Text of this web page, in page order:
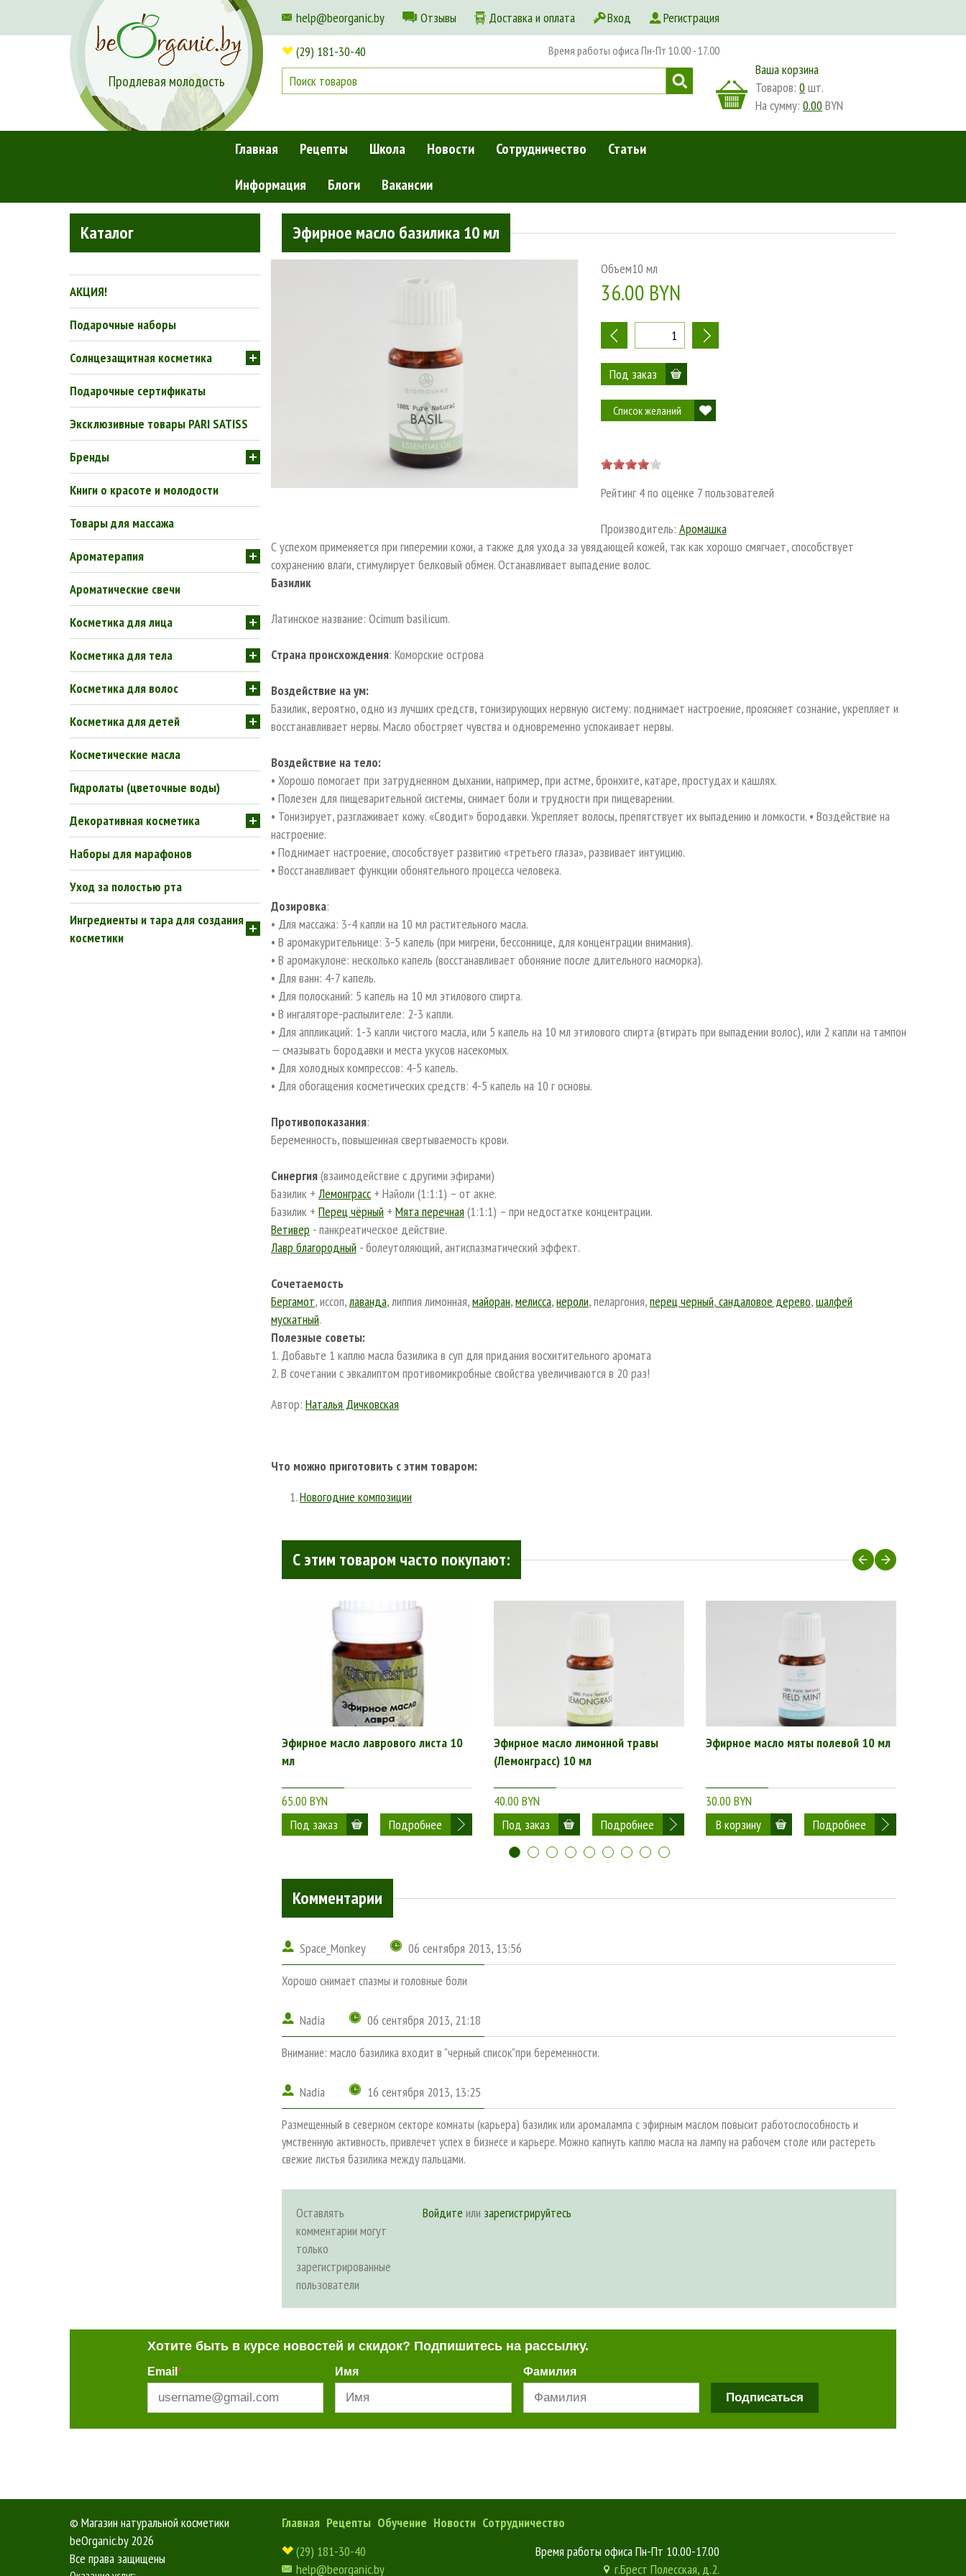
help@beorganic.by Отзывы Доставка и оплата Вход Регистрация
Продлевая молодость
(29) 181-30-40 Время работы офиса Пн-Пт 10.00 - 17.00
Ваша корзина
Товаров:0 шт.
На сумму:0.00 BYN
Главная Рецепты Школа Новости Сотрудничество
Статьи
Информация
Блоги Вакансии
Эфирное масло базилика 10 мл
Каталог
АКЦИЯ!
Подарочные наборы
Солнцезащитная косметика
Подарочные сертификаты
Эксклюзивные товары PARI SATISS
Бренды
Книги о красоте и молодости
Товары для массажа
Ароматерапия
Ароматические свечи
Косметика для лица
Косметика для тела
Косметика для волос
Косметика для детей
Косметические масла
Гидролаты (цветочные воды)
Декоративная косметика
Наборы для марафонов
Уход за полостью рта
Ингредиенты и тара для создания
косметики
Эфирное масло базилика 10 мл
Объем10 мл
36.00 BYN
- +
Список желаний
Рейтинг 4по оценке 7пользователей
Производитель: Аромашка
С успехом применяется при гиперемии кожи, а также для ухода за увядающей кожей, так как хорошо смягчает, способствует
сохранению влаги, стимулирует белковый обмен. Останавливает выпадение волос.
Базилик
Латинское название: Ocimum basilicum.
Страна происхождения: Коморские острова
Воздействие на ум:
Базилик, вероятно, одно из лучших средств, тонизирующих нервную систему: поднимает настроение, проясняет сознание, укрепляет и
восстанавливает нервы. Масло обостряет чувства и одновременно успокаивает нервы.
Воздействие на тело:
• Хорошо помогает при затрудненном дыхании, например, при астме, бронхите, катаре, простудах и кашлях.
• Полезен для пищеварительной системы, снимает боли и трудности при пищеварении.
• Тонизирует, разглаживает кожу. «Сводит» бородавки. Укрепляет волосы, препятствует их выпадению и ломкости. • Воздействие на
настроение.
• Поднимает настроение, способствует развитию «третьего глаза», развивает интуицию.
• Восстанавливает функции обонятельного процесса человека.
Дозировка:
• Для массажа: 3-4 капли на 10 мл растительного масла.
• В аромакурительнице: 3-5 капель (при мигрени, бессоннице, для концентрации внимания).
• В аромакулоне: несколько капель (восстанавливает обоняние после длительного насморка).
• Для ванн: 4-7 капель.
• Для полосканий: 5 капель на 10 мл этилового спирта.
• В ингаляторе-распылителе: 2-3 капли.
• Для аппликаций: 1-3 капли чистого масла, или 5 капель на 10 мл этилового спирта (втирать при выпадении волос), или 2 капли на тампон
— смазывать бородавки и места укусов насекомых.
• Для холодных компрессов: 4-5 капель.
• Для обогащения косметических средств: 4-5 капель на 10 г основы.
Противопоказания:
Беременность, повышенная свертываемость крови.
Синергия(взаимодействие с другими эфирами)
Базилик + Лемонграсс + Найоли (1:1:1) – от акне.
Базилик + Перец чёрный + Мята перечная (1:1:1) – при недостатке концентрации.
Ветивер - панкреатическое действие.
Лавр благородный - болеутоляющий, антиспазматический эффект.
Сочетаемость
Бергамот, иссоп,лаванда, липпия лимонная,майоран,мелисса,нероли, пеларгония,перец черный,сандаловое дерево,шалфей
мускатный.
Полезные советы:
1. Добавьте 1 каплю масла базилика в суп для придания восхитительного аромата
2. В сочетании с эвкалиптом противомикробные свойства увеличиваются в 20 раз!
Автор: Наталья Дичковская
Что можно приготовить с этим товаром:
Новогодние композиции
С этим товаром часто покупают:
Эфирное масло лаврового листа 10
мл
65.00 BYN
Подробнее
Эфирное масло лимонной травы
(Лемонграсс) 10 мл
40.00 BYN
Подробнее
Эфирное масло мяты полевой 10 мл
30.00 BYN
Подробнее
Комментарии
Space_Monkey 06 сентября 2013, 13:56
Хорошо снимает спазмы и головные боли
Nadia 06 сентября 2013, 21:18
Внимание: масло базилика входит в "черный список"при беременности.
Nadia 16 сентября 2013, 13:25
Размещенный в северном секторе комнаты (карьера) базилик или аромалампа с эфирным маслом повысит работоспособность и
умственную активность, привлечет успех в бизнесе и карьере. Можно капнуть каплю масла на лампу на рабочем столе или растереть
свежие листья базилика между пальцами.
Оставлять
комментарии могут
только
зарегистрированные
пользователи
Войдите или зарегистрируйтесь
Хотите быть в курсе новостей и скидок? Подпишитесь на рассылку.
Email * Имя Фамилия
Подписаться
© Магазин натуральной косметики
beOrganic.by2026
Все права защищены
Главная Рецепты Обучение Новости Сотрудничество
(29) 181-30-40
Время работы офиса Пн-Пт 10.00-17.00
help@beorganic.by
г.Брест Полесская, д.2.